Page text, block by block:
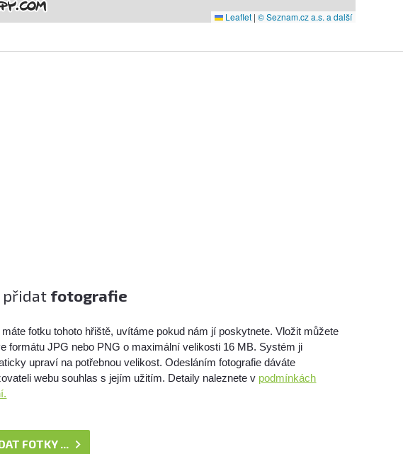
Leaflet | © Seznam.cz a.s. a další
přidat fotografie
máte fotku tohoto hřiště, uvítáme pokud nám jí poskytnete. Vložit můžete
formátu JPG nebo PNG o maximální velikosti 16 MB. Systém ji
upraví na potřebnou velikost. Odesláním fotografie dáváte
webu souhlas s jejím užitím. Detaily naleznete v podmínkách
FOTKY ...